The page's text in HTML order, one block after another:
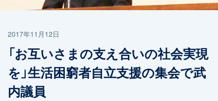
2017年11月12日
「お互いさまの支え合いの社会実現
を」生活困窮者自立支援の集会で武
内議員